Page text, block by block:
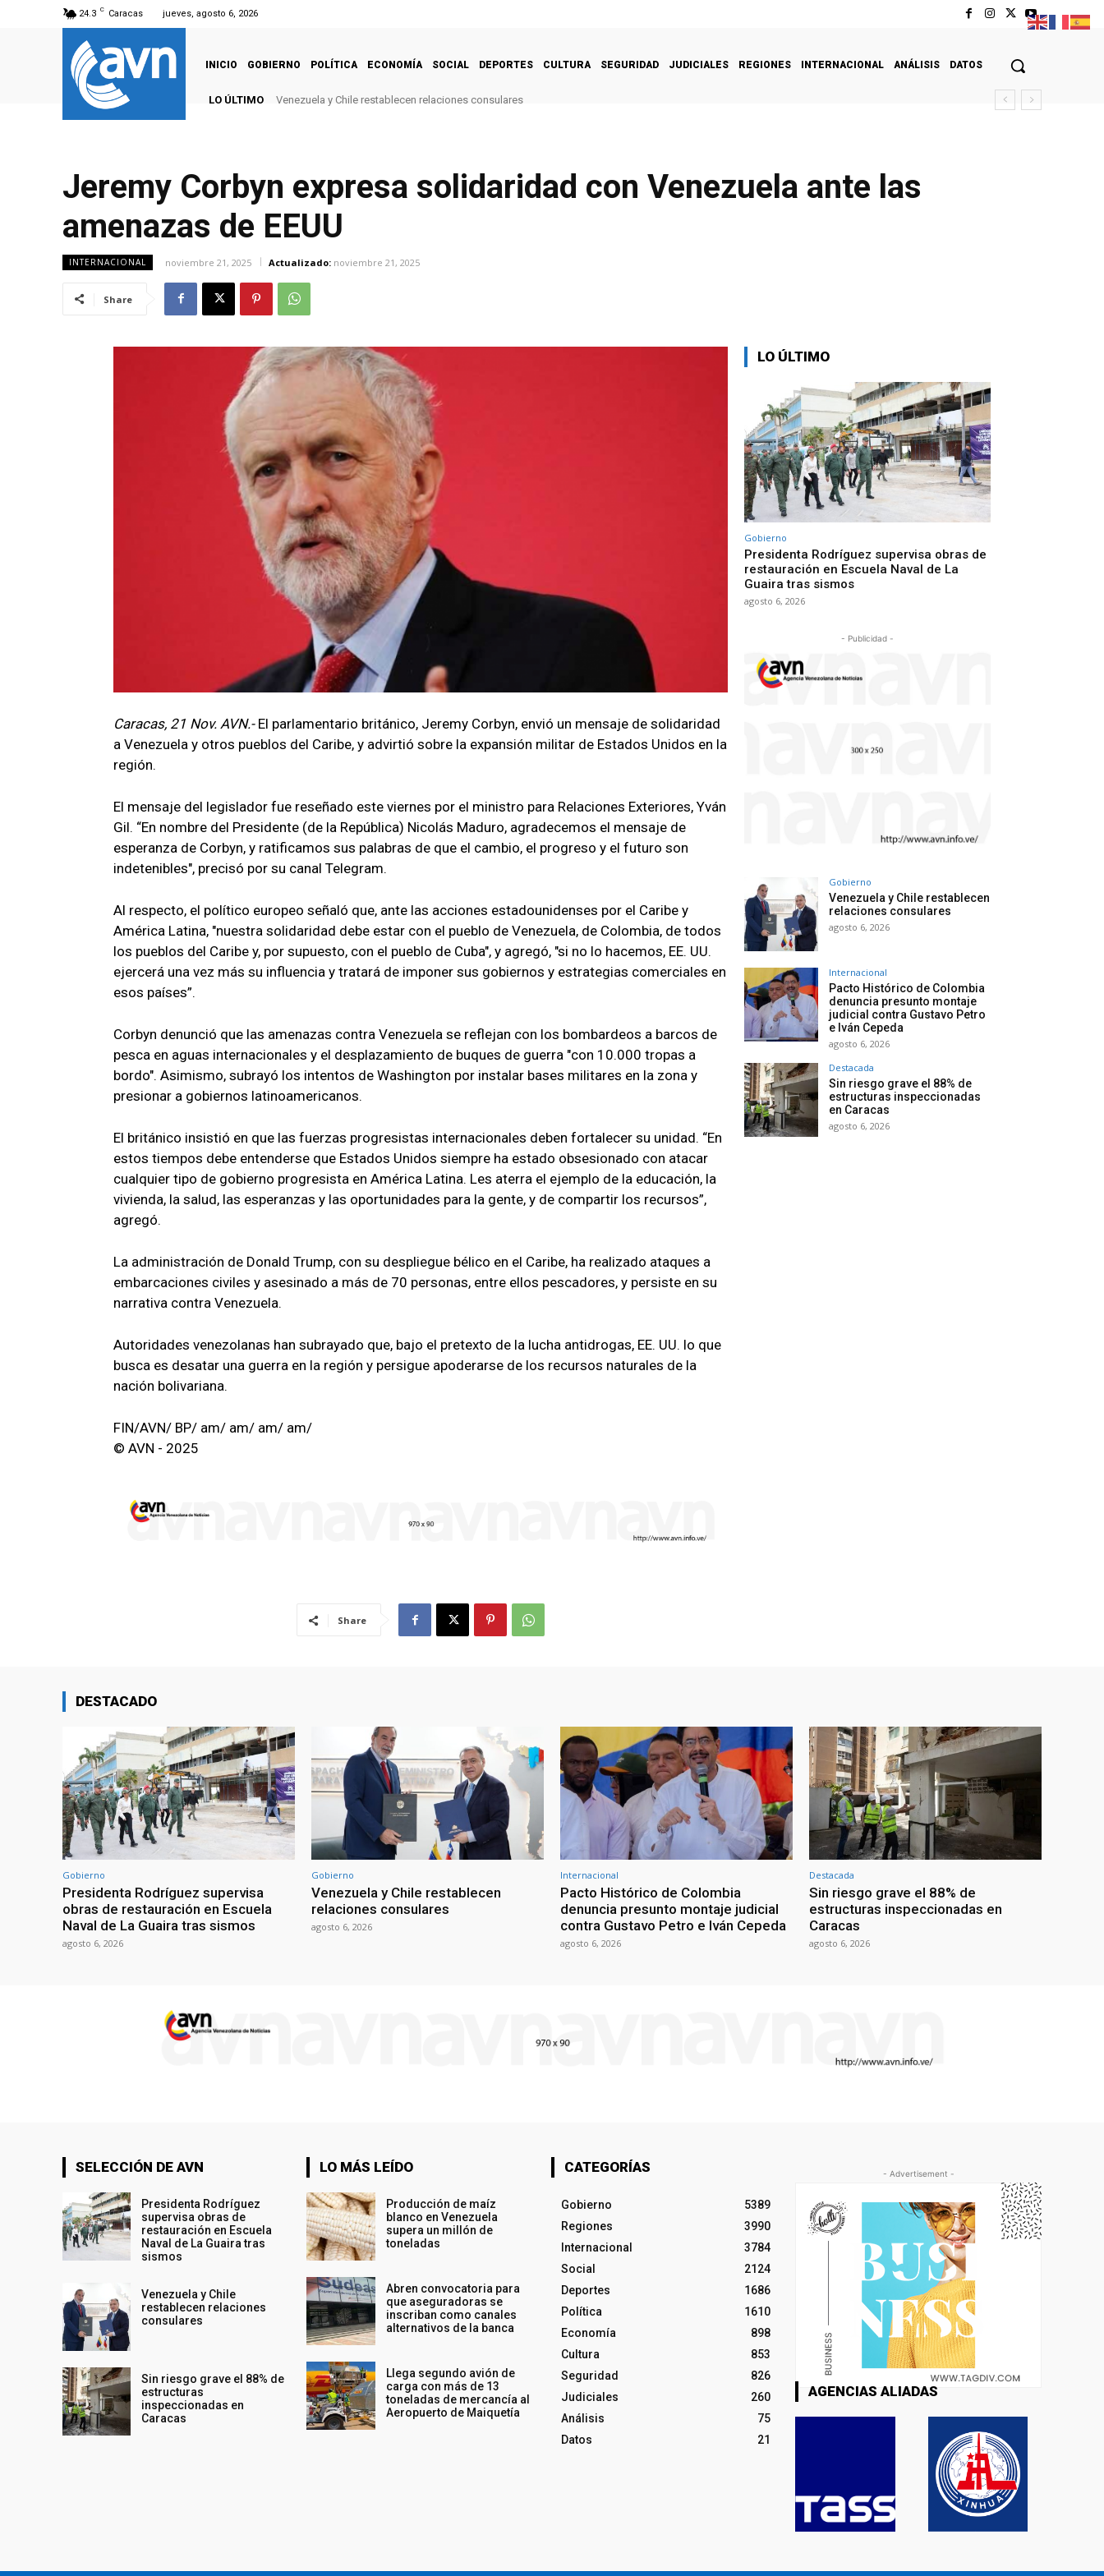
24.3 C Caracas jueves, agosto 6, 2026
INICIO GOBIERNO POLÍTICA ECONOMÍA SOCIAL DEPORTES CULTURA SEGURIDAD JUDICIALES REGIONES INTERNACIONAL ANÁLISIS DATOS
LO ÚLTIMO Venezuela y Chile restablecen relaciones consulares
Jeremy Corbyn expresa solidaridad con Venezuela ante las
amenazas de EEUU
INTERNACIONAL noviembre 21, 2025 Actualizado: noviembre 21, 2025
Share
Caracas, 21 Nov. AVN.- El parlamentario británico, Jeremy Corbyn, envió un mensaje de solidaridad
a Venezuela y otros pueblos del Caribe, y advirtió sobre la expansión militar de Estados Unidos en la
región.
El mensaje del legislador fue reseñado este viernes por el ministro para Relaciones Exteriores, Yván
Gil. “En nombre del Presidente (de la República) Nicolás Maduro, agradecemos el mensaje de
esperanza de Corbyn, y ratificamos sus palabras de que el cambio, el progreso y el futuro son
indetenibles", precisó por su canal Telegram.
Al respecto, el político europeo señaló que, ante las acciones estadounidenses por el Caribe y
América Latina, "nuestra solidaridad debe estar con el pueblo de Venezuela, de Colombia, de todos
los pueblos del Caribe y, por supuesto, con el pueblo de Cuba", y agregó, "si no lo hacemos, EE. UU.
ejercerá una vez más su influencia y tratará de imponer sus gobiernos y estrategias comerciales en
esos países”.
Corbyn denunció que las amenazas contra Venezuela se reflejan con los bombardeos a barcos de
pesca en aguas internacionales y el desplazamiento de buques de guerra "con 10.000 tropas a
bordo". Asimismo, subrayó los intentos de Washington por instalar bases militares en la zona y
presionar a gobiernos latinoamericanos.
El británico insistió en que las fuerzas progresistas internacionales deben fortalecer su unidad. “En
estos tiempos debe entenderse que Estados Unidos siempre ha estado obsesionado con atacar
cualquier tipo de gobierno progresista en América Latina. Les aterra el ejemplo de la educación, la
vivienda, la salud, las esperanzas y las oportunidades para la gente, y de compartir los recursos”,
agregó.
La administración de Donald Trump, con su despliegue bélico en el Caribe, ha realizado ataques a
embarcaciones civiles y asesinado a más de 70 personas, entre ellos pescadores, y persiste en su
narrativa contra Venezuela.
Autoridades venezolanas han subrayado que, bajo el pretexto de la lucha antidrogas, EE. UU. lo que
busca es desatar una guerra en la región y persigue apoderarse de los recursos naturales de la
nación bolivariana.
FIN/AVN/ BP/ am/ am/ am/ am/
© AVN - 2025
Share
LO ÚLTIMO
Gobierno
Presidenta Rodríguez supervisa obras de
restauración en Escuela Naval de La
Guaira tras sismos
agosto 6, 2026
- Publicidad -
Gobierno
Venezuela y Chile restablecen
relaciones consulares
agosto 6, 2026
Internacional
Pacto Histórico de Colombia
denuncia presunto montaje
judicial contra Gustavo Petro
e Iván Cepeda
agosto 6, 2026
Destacada
Sin riesgo grave el 88% de
estructuras inspeccionadas
en Caracas
agosto 6, 2026
DESTACADO
Gobierno
Presidenta Rodríguez supervisa
obras de restauración en Escuela
Naval de La Guaira tras sismos
agosto 6, 2026
Gobierno
Venezuela y Chile restablecen
relaciones consulares
agosto 6, 2026
Internacional
Pacto Histórico de Colombia
denuncia presunto montaje judicial
contra Gustavo Petro e Iván Cepeda
agosto 6, 2026
Destacada
Sin riesgo grave el 88% de
estructuras inspeccionadas en
Caracas
agosto 6, 2026
SELECCIÓN DE AVN
Presidenta Rodríguez
supervisa obras de
restauración en Escuela
Naval de La Guaira tras
sismos
Venezuela y Chile
restablecen relaciones
consulares
Sin riesgo grave el 88% de
estructuras
inspeccionadas en
Caracas
LO MÁS LEÍDO
Producción de maíz
blanco en Venezuela
supera un millón de
toneladas
Abren convocatoria para
que aseguradoras se
inscriban como canales
alternativos de la banca
Llega segundo avión de
carga con más de 13
toneladas de mercancía al
Aeropuerto de Maiquetía
CATEGORÍAS
Gobierno
5389
Regiones
3990
Internacional
3784
Social
2124
Deportes
1686
Política
1610
Economía
898
Cultura
853
Seguridad
826
Judiciales
260
Análisis
75
Datos
21
- Advertisement -
AGENCIAS ALIADAS